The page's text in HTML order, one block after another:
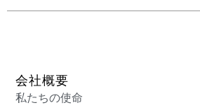
会社概要
私たちの使命